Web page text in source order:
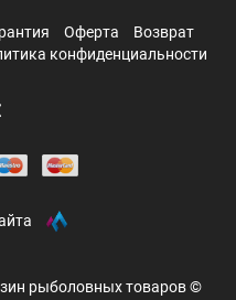
Оферта
Возврат
конфиденциальности
рыболовных товаров ©